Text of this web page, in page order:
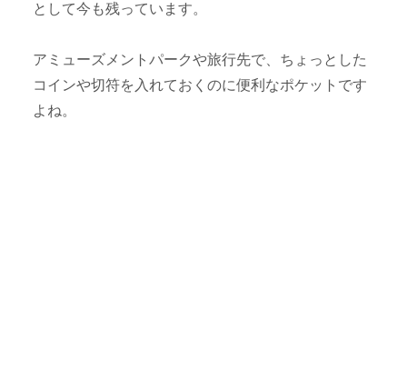
として今も残っています。
アミューズメントパークや旅行先で、ちょっとした
コインや切符を入れておくのに便利なポケットです
よね。